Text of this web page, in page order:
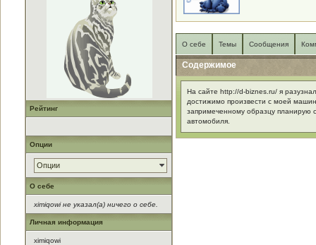
Рейтинг
Опции
Опции
О себе
ximiqowi не указал(а) ничего о себе.
Личная информация
ximiqowi
О себе Темы Сообщения
Содержимое
На сайте http://d-biznes.ru/ я
достижимо произвести с моей
запримеченному образцу планирую
автомобиля.